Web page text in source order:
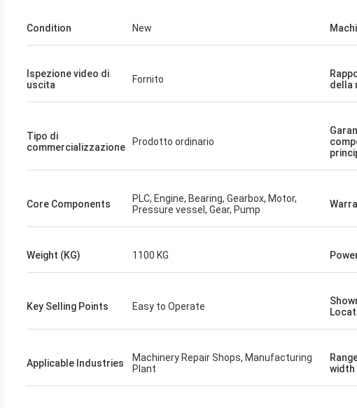
ha visto è realmente buona qualità.
Condition New
Ispezione video di
uscita
Fornito
della
Tipo di
commercializzazione
Prodotto ordinario
Core Components
PLC, Engine, Bearing, Gearbox, Motor,
Pressure vessel, Gear, Pump
Weight (KG) 1100 KG
Key Selling Points Easy to Operate
Applicable Industries
Machinery Repair Shops, Manufacturing
Plant
width